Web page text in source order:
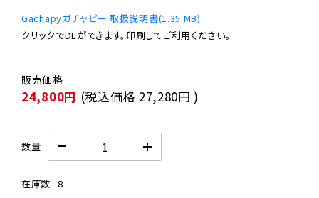
Gachapyガチャピー 取扱説明書(1.35 MB)
24,800円 (税込価格 27,280円 )
数量
在庫数 8